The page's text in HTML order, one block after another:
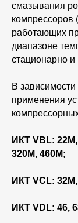
смазывания
компрессоров
работающих
диапазоне
стационарно и
В зависимости
применения
ИКТ VBL:
320М, 460М;
ИКТ VCL:
ИКТ VDL: 46,